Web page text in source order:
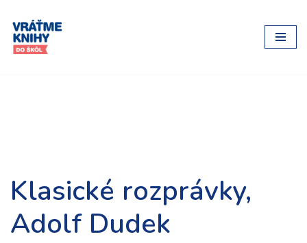
Preskočiť
na
Klasické rozprávky,
Adolf Dudek